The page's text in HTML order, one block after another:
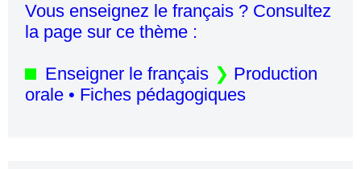
Vous enseignez le français ? Consultez
la page sur ce thème :
Enseigner le français
Production
orale • Fiches pédagogiques